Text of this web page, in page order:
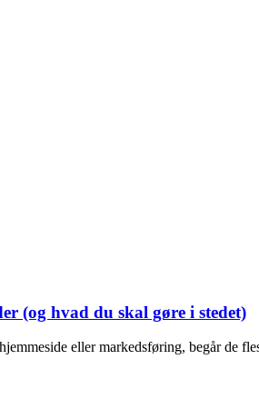
(og hvad du skal gøre i stedet)
eller markedsføring, begår de